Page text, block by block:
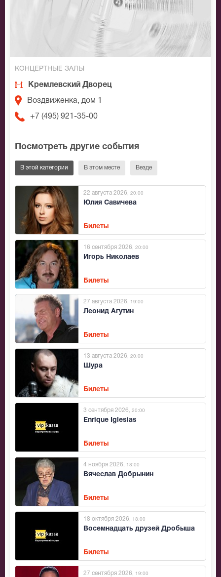
КОНЦЕРТНЫЕ ЗАЛЫ
Кремлевский Дворец
Воздвиженка, дом 1
+7 (495) 921-35-00
Посмотреть другие события
В этой категории В этом месте Везде
Юлия Савичева
22 августа 2026 , 20:00
Билеты
Игорь Николаев
16 сентября 2026 , 20:00
Билеты
Леонид Агутин
27 августа 2026 , 19:00
Билеты
Шура
13 августа 2026 , 20:00
Билеты
Enrique Iglesias
3 сентября 2026 , 20:00
Билеты
Вячеслав Добрынин
4 ноября 2026 , 18:00
Билеты
Восемнадцать друзей Дробыша
18 октября 2026 , 18:00
Билеты
27 сентября 2026 , 19:00